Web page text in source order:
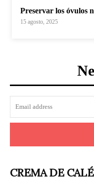
Preservar los óvulos
15 agosto, 2025
CREMA DE